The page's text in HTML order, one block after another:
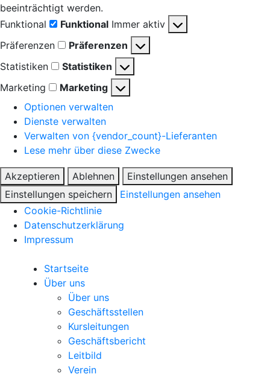
beeinträchtigt werden.
Funktional
Funktional Immer aktiv
Präferenzen
Präferenzen
Statistiken
Statistiken
Marketing
Marketing
Optionen verwalten
Dienste verwalten
Verwalten von {vendor_count}-Lieferanten
Lese mehr über diese Zwecke
Akzeptieren Ablehnen
Einstellungen ansehen
Einstellungen speichern
Einstellungen ansehen
Cookie-Richtlinie
Datenschutzerklärung
Impressum
Startseite
Über uns
Über uns
Geschäftsstellen
Kursleitungen
Geschäftsbericht
Leitbild
Verein